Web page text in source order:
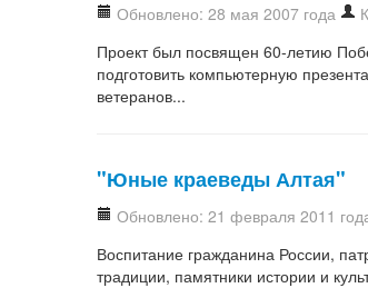
Обновлено: 28 мая 2007 года
Проект был посвящен 60-летию
подготовить компьютерную
ветеранов...
"Юные краеведы Алтая"
Обновлено: 21 февраля 2011
Воспитание гражданина России,
традиции, памятники истории и